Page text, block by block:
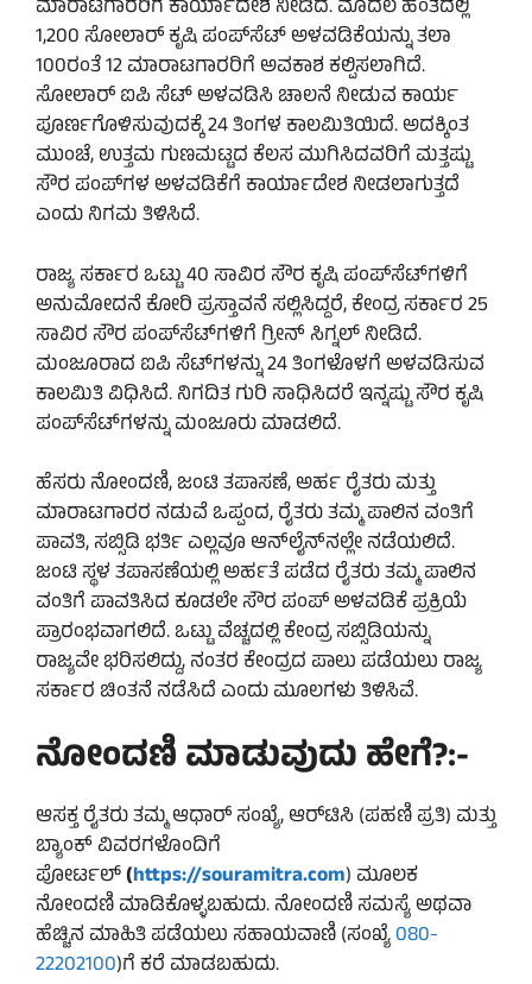
ಮಾರಾಟಗಾರರಿಗೆ ಕಾರ್ಯಾದೇಶ ನೀಡಿದೆ. ಮೊದಲ ಹಂತದಲ್ಲಿ
1,200 ಸೋಲಾರ್ ಕೃಷಿ ಪಂಪ್‌ಸೆಟ್ ಅಳವಡಿಕೆಯನ್ನು ತಲಾ
100ರಂತೆ 12 ಮಾರಾಟಗಾರರಿಗೆ ಅವಕಾಶ ಕಲ್ಪಿಸಲಾಗಿದೆ.
ಸೋಲಾರ್ ಐಪಿ ಸೆಟ್ ಅಳವಡಿಸಿ ಚಾಲನೆ ನೀಡುವ ಕಾರ್ಯ
ಪೂರ್ಣಗೊಳಿಸುವುದಕ್ಕೆ 24 ತಿಂಗಳ ಕಾಲಮಿತಿಯಿದೆ. ಅದಕ್ಕಿಂತ
ಮುಂಚೆ, ಉತ್ತಮ ಗುಣಮಟ್ಟದ ಕೆಲಸ ಮುಗಿಸಿದವರಿಗೆ ಮತ್ತಷ್ಟು
ಸೌರ ಪಂಪ್‌ಗಳ ಅಳವಡಿಕೆಗೆ ಕಾರ್ಯಾದೇಶ ನೀಡಲಾಗುತ್ತದೆ
ಎಂದು ನಿಗಮ ತಿಳಿಸಿದೆ.
ರಾಜ್ಯ ಸರ್ಕಾರ ಒಟ್ಟು 40 ಸಾವಿರ ಸೌರ ಕೃಷಿ ಪಂಪ್‌ಸೆಟ್‌ಗಳಿಗೆ
ಅನುಮೋದನೆ ಕೋರಿ ಪ್ರಸ್ತಾವನೆ ಸಲ್ಲಿಸಿದ್ದರೆ, ಕೇಂದ್ರ ಸರ್ಕಾರ 25
ಸಾವಿರ ಸೌರ ಪಂಪ್‌ಸೆಟ್‌ಗಳಿಗೆ ಗ್ರೀನ್ ಸಿಗ್ನಲ್ ನೀಡಿದೆ.
ಮಂಜೂರಾದ ಐಪಿ ಸೆಟ್‌ಗಳನ್ನು 24 ತಿಂಗಳೊಳಗೆ ಅಳವಡಿಸುವ
ಕಾಲಮಿತಿ ವಿಧಿಸಿದೆ. ನಿಗದಿತ ಗುರಿ ಸಾಧಿಸಿದರೆ ಇನ್ನಷ್ಟು ಸೌರ ಕೃಷಿ
ಪಂಪ್‌ಸೆಟ್‌ಗಳನ್ನು ಮಂಜೂರು ಮಾಡಲಿದೆ.
ಹೆಸರು ನೋಂದಣಿ, ಜಂಟಿ ತಪಾಸಣೆ, ಅರ್ಹ ರೈತರು ಮತ್ತು
ಮಾರಾಟಗಾರರ ನಡುವೆ ಒಪ್ಪಂದ, ರೈತರು ತಮ್ಮ ಪಾಲಿನ ವಂತಿಗೆ
ಪಾವತಿ, ಸಬ್ಸಿಡಿ ಭರ್ತಿ ಎಲ್ಲವೂ ಆನ್‌ಲೈನ್‌ನಲ್ಲೇ ನಡೆಯಲಿದೆ.
ಜಂಟಿ ಸ್ಥಳ ತಪಾಸಣೆಯಲ್ಲಿ ಅರ್ಹತೆ ಪಡೆದ ರೈತರು ತಮ್ಮ ಪಾಲಿನ
ವಂತಿಗೆ ಪಾವತಿಸಿದ ಕೂಡಲೇ ಸೌರ ಪಂಪ್ ಅಳವಡಿಕೆ ಪ್ರಕ್ರಿಯೆ
ಪ್ರಾರಂಭವಾಗಲಿದೆ. ಒಟ್ಟು ವೆಚ್ಚದಲ್ಲಿ ಕೇಂದ್ರ ಸಬ್ಸಿಡಿಯನ್ನು
ರಾಜ್ಯವೇ ಭರಿಸಲಿದ್ದು, ನಂತರ ಕೇಂದ್ರದ ಪಾಲು ಪಡೆಯಲು ರಾಜ್ಯ
ಸರ್ಕಾರ ಚಿಂತನೆ ನಡೆಸಿದೆ ಎಂದು ಮೂಲಗಳು ತಿಳಿಸಿವೆ.
ನೋಂದಣಿ ಮಾಡುವುದು ಹೇಗೆ?:-
ಆಸಕ್ತ ರೈತರು ತಮ್ಮ ಆಧಾರ್ ಸಂಖ್ಯೆ, ಆರ್‌ಟಿಸಿ (ಪಹಣಿ ಪ್ರತಿ) ಮತ್ತು
ಬ್ಯಾಂಕ್ ವಿವರಗಳೊಂದಿಗೆ
ಪೋರ್ಟಲ್(https://souramitra.com) ಮೂಲಕ
ನೋಂದಣಿ ಮಾಡಿಕೊಳ್ಳಬಹುದು. ನೋಂದಣಿ ಸಮಸ್ಯೆ ಅಥವಾ
ಹೆಚ್ಚಿನ ಮಾಹಿತಿ ಪಡೆಯಲು ಸಹಾಯವಾಣಿ (ಸಂಖ್ಯೆ080-
22202100)ಗೆ ಕರೆ ಮಾಡಬಹುದು.